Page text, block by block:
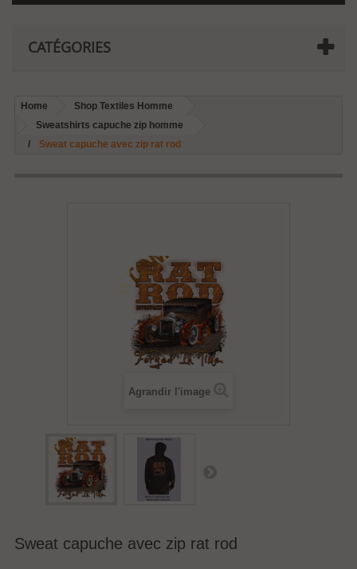
CATÉGORIES
Home
Shop Textiles Homme
Sweatshirts capuche zip homme
Sweat capuche avec zip rat rod
Agrandir l'image
Sweat capuche avec zip rat rod